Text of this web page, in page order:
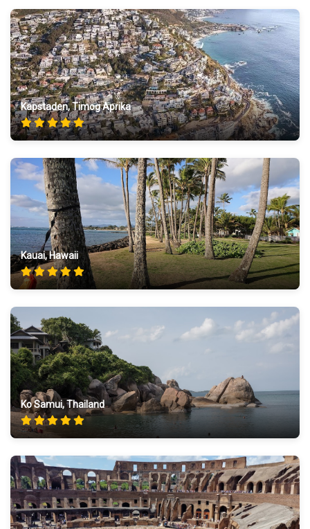
Kapstaden, Timog Aprika
Kauai, Hawaii
Ko Samui, Thailand